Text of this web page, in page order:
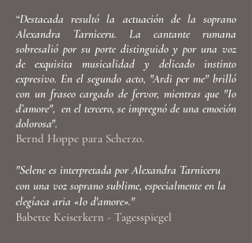
“Destacada resultó la actuación de la soprano
Alexandra Tarniceru. La cantante rumana
sobresalió por su porte distinguido y por una voz
de exquisita musicalidad y delicado instinto
expresivo. En el segundo acto, "Ardi per me" brilló
con un fraseo cargado de fervor, mientras que "Io
d’amore", en el tercero, se impregnó de una emoción
dolorosa".
Bernd Hoppe para Scherzo.
"Selene es interpretada por Alexandra Tarniceru
con una voz soprano sublime, especialmente en la
elegíaca aria «Io d'amore»."
Babette Keiserkern - Tagesspiegel